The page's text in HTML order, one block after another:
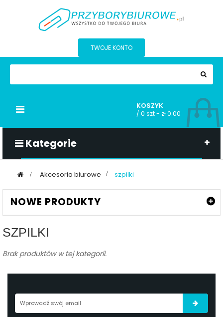
TWOJE KONTO
KOSZYK
/ 0 szt - zł 0.00
Kategorie
Przełącz
> Akcesoria biurowe > szpilki
NOWE PRODUKTY
SZPILKI
Brak produktów w tej kategorii.